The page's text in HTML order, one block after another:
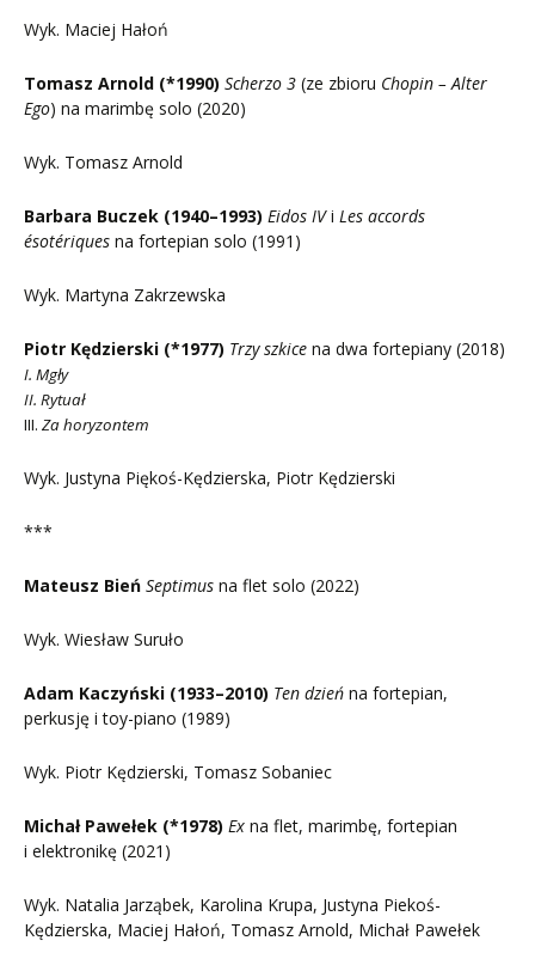
Wyk. Maciej Hałoń
Tomasz Arnold (*1990) Scherzo 3 (ze zbioru Chopin – Alter
Ego) na marimbę solo (2020)
Wyk. Tomasz Arnold
Barbara Buczek (1940–1993) Eidos IVi Les accords
ésotériques na fortepian solo (1991)
Wyk. Martyna Zakrzewska
Piotr Kędzierski (*1977) Trzy szkice na dwa fortepiany (2018)
I. Mgły
II. Rytuał
III. Za horyzontem
Wyk. Justyna Piękoś-Kędzierska, Piotr Kędzierski
***
Mateusz Bień Septimus na flet solo (2022)
Wyk. Wiesław Suruło
Adam Kaczyński (1933–2010) Ten dzień na fortepian,
perkusję i toy-piano (1989)
Wyk. Piotr Kędzierski, Tomasz Sobaniec
Michał Pawełek (*1978) Ex na flet, marimbę, fortepian
i elektronikę (2021)
Wyk. Natalia Jarząbek, Karolina Krupa, Justyna Piekoś-
Kędzierska, Maciej Hałoń, Tomasz Arnold, Michał Pawełek